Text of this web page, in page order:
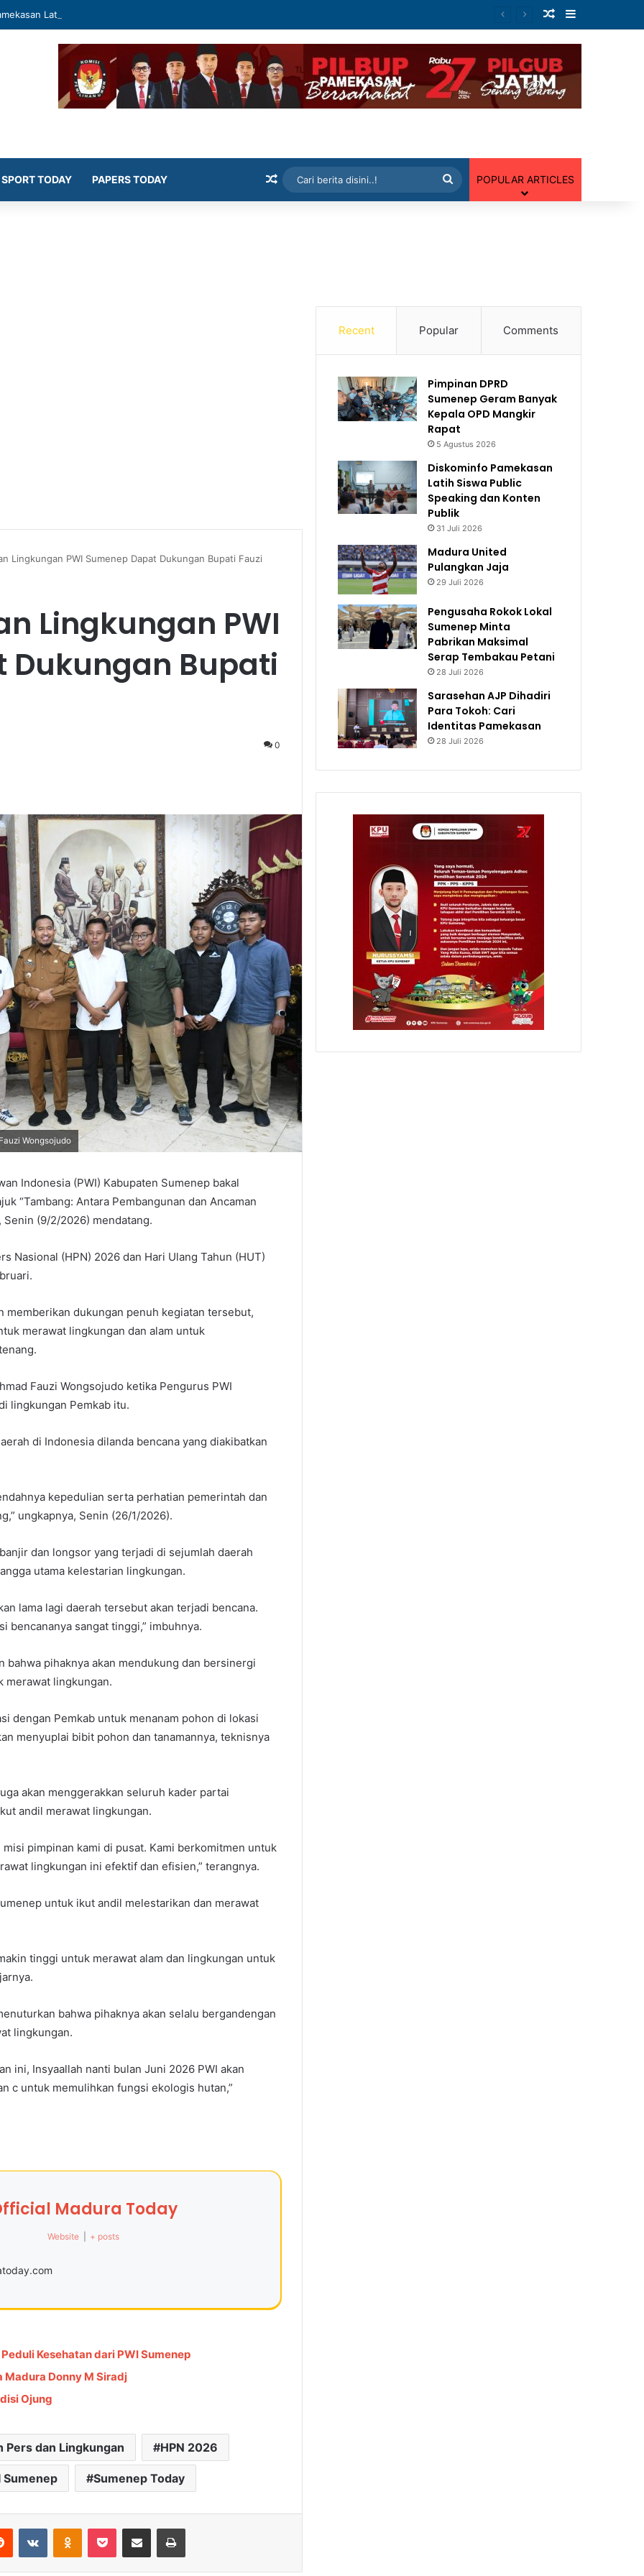
Latih Siswa Public Speaking dan Konten Publik Artikel Random
SPORT TODAY PAPERS TODAY Artikel Random
berita
POPULAR ARTICLES
Lingkungan PWI Sumenep Dapat Dukungan Bupati Fauzi
Lingkungan PWI
Dukungan Bupati
0
Wongsojudo
Indonesia (PWI) Kabupaten Sumenep bakal
“Tambang: Antara Pembangunan dan Ancaman
Senin (9/2/2026) mendatang.
Nasional (HPN) 2026 dan Hari Ulang Tahun (HUT)
memberikan dukungan penuh kegiatan tersebut,
merawat lingkungan dan alam untuk
Fauzi Wongsojudo ketika Pengurus PWI
lingkungan Pemkab itu.
di Indonesia dilanda bencana yang diakibatkan
kepedulian serta perhatian pemerintah dan
ungkapnya, Senin (26/1/2026).
dan longsor yang terjadi di sejumlah daerah
utama kelestarian lingkungan.
lama lagi daerah tersebut akan terjadi bencana.
bencananya sangat tinggi,” imbuhnya.
bahwa pihaknya akan mendukung dan bersinergi
merawat lingkungan.
dengan Pemkab untuk menanam pohon di lokasi
menyuplai bibit pohon dan tanamannya, teknisnya
akan menggerakkan seluruh kader partai
andil merawat lingkungan.
pimpinan kami di pusat. Kami berkomitmen untuk
lingkungan ini efektif dan efisien,” terangnya.
untuk ikut andil melestarikan dan merawat
tinggi untuk merawat alam dan lingkungan untuk
bahwa pihaknya akan selalu bergandengan
lingkungan.
ini, Insyaallah nanti bulan Juni 2026 PWI akan
c untuk memulihkan fungsi ekologis hutan,”
Madura Today
Website + posts
Kesehatan dari PWI Sumenep
Madura Donny M Siradj
Ojung
Pers dan Lingkungan HPN 2026
Sumenep Sumenep Today
Recent Popular Comments
Pimpinan DPRD
Sumenep Geram Banyak
Kepala OPD Mangkir
Rapat
5 Agustus 2026
Diskominfo Pamekasan
Latih Siswa Public
Speaking dan Konten
Publik
31 Juli 2026
Madura United
Pulangkan Jaja
29 Juli 2026
Pengusaha Rokok Lokal
Sumenep Minta
Pabrikan Maksimal
Serap Tembakau Petani
28 Juli 2026
Sarasehan AJP Dihadiri
Para Tokoh: Cari
Identitas Pamekasan
28 Juli 2026